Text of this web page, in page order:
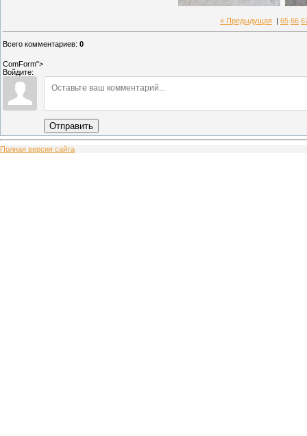
« Предыдущая 65 66
Всего комментариев: 0
ComForm">
Войдите:
Отправить
Полная версия сайта